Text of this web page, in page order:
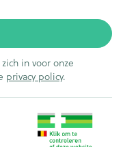
in voor onze
privacy policy.